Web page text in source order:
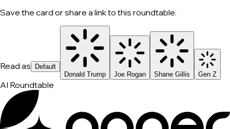
Save the card or share a link to this roundtable.
Read as
Default
Donald Trump
Joe Rogan Shane Gillis Gen Z
AI Roundtable